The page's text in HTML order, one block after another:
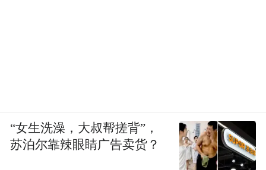
“女生洗澡，大叔帮搓背”，
苏泊尔靠辣眼睛广告卖货？